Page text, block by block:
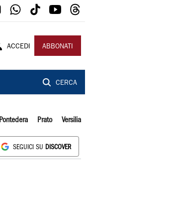
ACCEDI ABBONATI
CERCA
Pontedera Prato Versilia
SEGUICI SU DISCOVER